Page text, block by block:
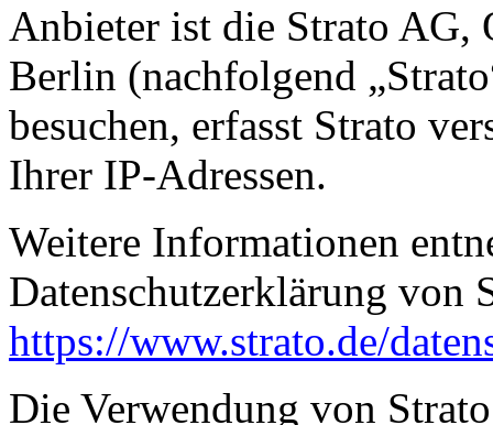
Anbieter ist die Strato AG,
Berlin (nachfolgend
besuchen, erfasst Strato
Ihrer IP-Adressen.
Weitere Informationen
Datenschutzerklärung von
https://www.strato.de/
Die Verwendung von